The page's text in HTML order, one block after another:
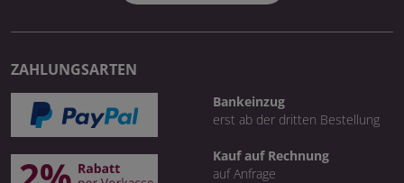
ZAHLUNGSARTEN
Bankeinzug
erst ab der dritten Bestellung
Kauf auf Rechnung
auf Anfrage